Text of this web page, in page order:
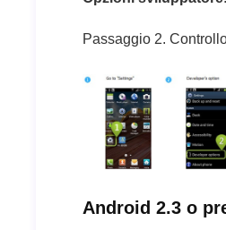
Passaggio 2.
Android 2.3 o